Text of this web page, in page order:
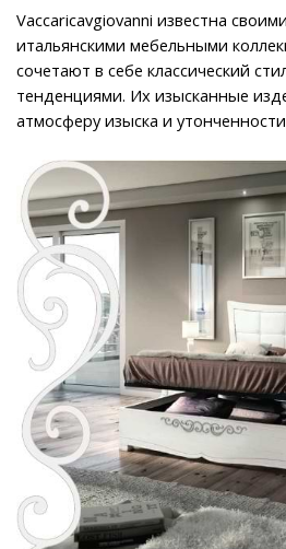
Vaccaricavgiovanni известна
итальянскими мебельными
сочетают в себе классический
тенденциями. Их изысканные
атмосферу изыска и